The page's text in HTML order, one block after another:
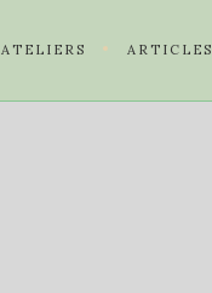
ATELIERS ARTICLES